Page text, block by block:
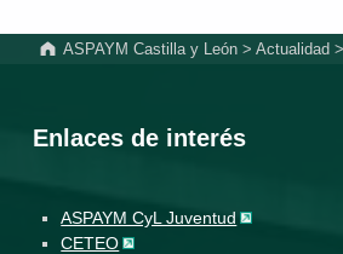
ASPAYM Castilla y León >Actualidad
Enlaces de interés
ASPAYM CyL Juventud
CETEO